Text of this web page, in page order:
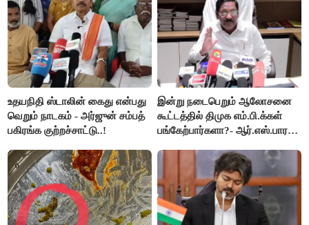
உதயநிதி ஸ்டாலின் கைது என்பது
வெறும் நாடகம் - அர்ஜுன் சம்பத்
பகிரங்க குற்றச்சாட்டு..!
இன்று நடைபெறும் ஆலோசனை
கூட்டத்தில் திமுக எம்.பி.க்கள்
பங்கேற்பார்களா?- ஆர்.எஸ்.பாரதி